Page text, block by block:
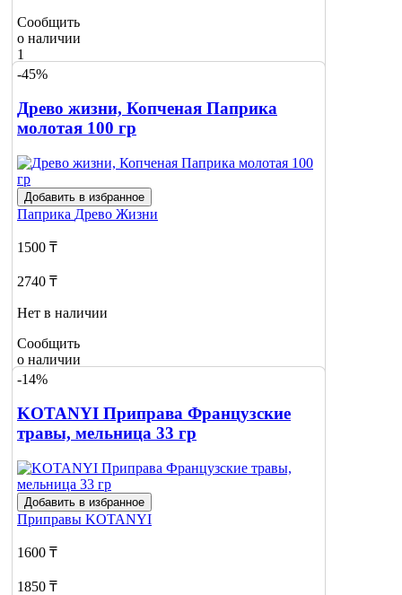
Сообщить
о наличии
1
-45%
Древо жизни, Копченая Паприка
молотая 100 гр
Добавить в избранное
Паприка Древо Жизни
1500 ₸
2740 ₸
Нет в наличии
Сообщить
о наличии
-14%
KOTANYI Приправа Французские
травы, мельница 33 гр
Добавить в избранное
Приправы KOTANYI
1600 ₸
1850 ₸